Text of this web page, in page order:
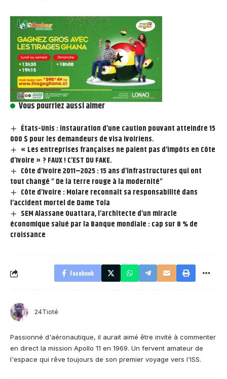
Vous pourriez aussi aimer
États-Unis : instauration d’une caution pouvant atteindre 15
000 $ pour les demandeurs de visa ivoiriens.
« Les entreprises françaises ne paient pas d’impôts en Côte
d’Ivoire » ? FAUX ! C’EST DU FAKE.
Côte d’Ivoire 2011–2025 : 15 ans d’infrastructures qui ont
tout changé ” De la terre rouge à la modernité”
Côte d’Ivoire : Molare reconnaît sa responsabilité dans
l’accident mortel de Dame Tola
SEM Alassane Ouattara, l’architecte d’un miracle
économique salué par la Banque mondiale : cap sur 8 % de
croissance
Facebook
24Tioté
Passionné d'aéronautique, il aurait aimé être invité à commenter
en direct la mission Apollo 11 en 1969. Un fervent amateur de
l'espace qui rêve toujours de son premier voyage vers l'ISS.